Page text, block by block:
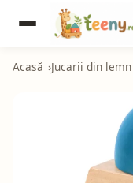
Acasă Jucarii din lemn